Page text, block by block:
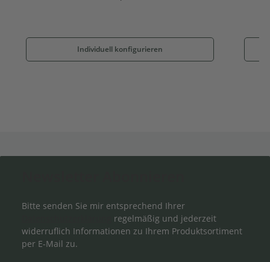
Individuell konfigurieren
Bitte senden Sie mir entsprechend Ihrer
regelmäßig und jederzeit
widerruflich Informationen zu Ihrem Produktsortiment
per E-Mail zu.